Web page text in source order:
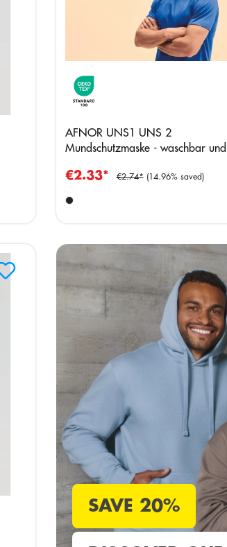
AFNOR UNS1 UNS 2
Mundschutzmaske - waschbar und
€2.33* €2.74* (14.96% saved)
SAVE 20%